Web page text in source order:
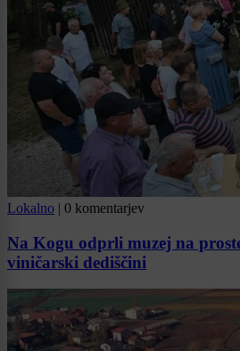
Lokalno | 0 komentarjev
Na Kogu odprli muzej na
viničarski dediščini